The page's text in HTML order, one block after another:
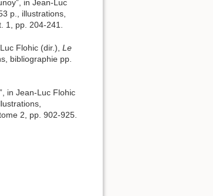
in Jean-Luc
p., illustrations,
1, pp. 204-241.
Flohic (dir.), Le
bibliographie pp.
in Jean-Luc Flohic
2, pp. 902-925.